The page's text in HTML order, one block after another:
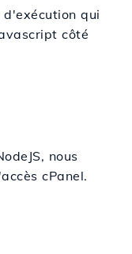
d'exécution qui
côté
nous
cPanel.